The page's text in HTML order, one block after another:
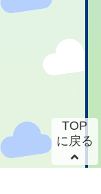
TOP
に戻る